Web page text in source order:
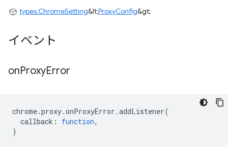
types.ChromeSetting&lt;ProxyConfig&gt;
イベント
onProxyError
chrome.proxy.onProxyError .addListener(
callback : function,
)